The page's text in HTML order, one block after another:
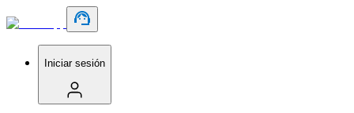
Iniciar sesión